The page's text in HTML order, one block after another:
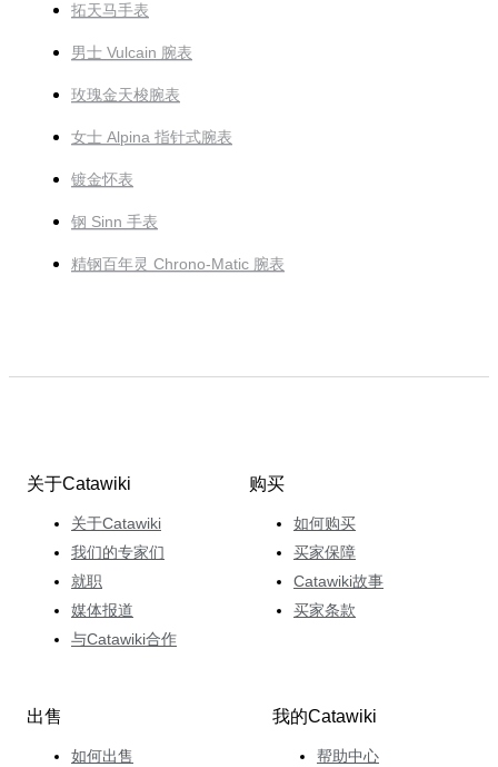
拓天马手表
男士 Vulcain 腕表
玫瑰金天梭腕表
女士 Alpina 指针式腕表
镀金怀表
钢 Sinn 手表
精钢百年灵 Chrono-Matic 腕表
关于Catawiki
关于Catawiki
我们的专家们
就职
媒体报道
与Catawiki合作
购买
如何购买
买家保障
Catawiki故事
买家条款
出售
如何出售
我的Catawiki
帮助中心